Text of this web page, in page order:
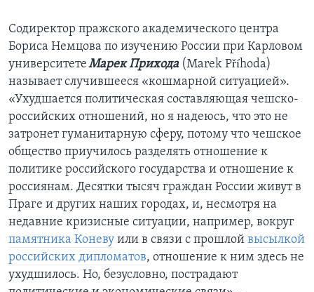
Содиректор пражского академического центра
Бориса Немцова по изучению России при Карловом
университетеМарек Прихода(Marek Příhoda)
называет случившееся «кошмарной ситуацией».
«Ухудшается политическая составляющая чешско-
российских отношений, но я надеюсь, что это не
затронет гуманитарную сферу, потому что чешское
общество приучилось разделять отношение к
политике российского государства и отношение к
россиянам. Десятки тысяч граждан России живут в
Праге и других наших городах, и, несмотря на
недавние кризисные ситуации, например, вокруг
памятника Коневу или в связи с прошлой высылкой
российских дипломатов, отношение к ним здесь не
ухудшилось. Но, безусловно, пострадают